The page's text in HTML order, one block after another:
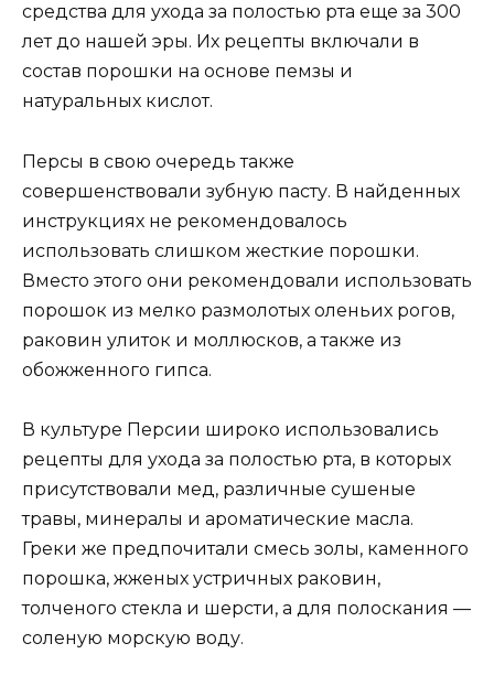
средства для ухода за полостью рта еще за 300
лет до нашей эры. Их рецепты включали в
состав порошки на основе пемзы и
натуральных кислот.
Персы в свою очередь также
совершенствовали зубную пасту. В найденных
инструкциях не рекомендовалось
использовать слишком жесткие порошки.
Вместо этого они рекомендовали использовать
порошок из мелко размолотых оленьих рогов,
раковин улиток и моллюсков, а также из
обожженного гипса.
В культуре Персии широко использовались
рецепты для ухода за полостью рта, в которых
присутствовали мед, различные сушеные
травы, минералы и ароматические масла.
Греки же предпочитали смесь золы, каменного
порошка, жженых устричных раковин,
толченого стекла и шерсти, а для полоскания —
соленую морскую воду.